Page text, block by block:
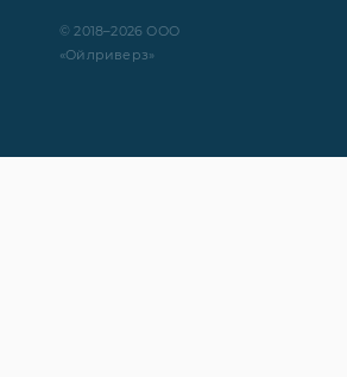
© 2018–2026 ООО
«Ойлриверз»